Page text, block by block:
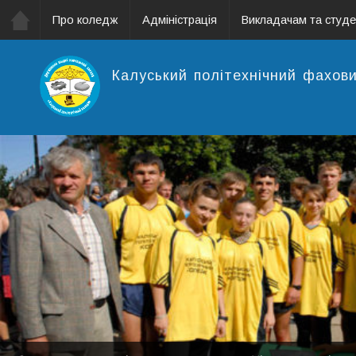
Про коледж Адміністрація Викладачам та
Калуський політехнічний